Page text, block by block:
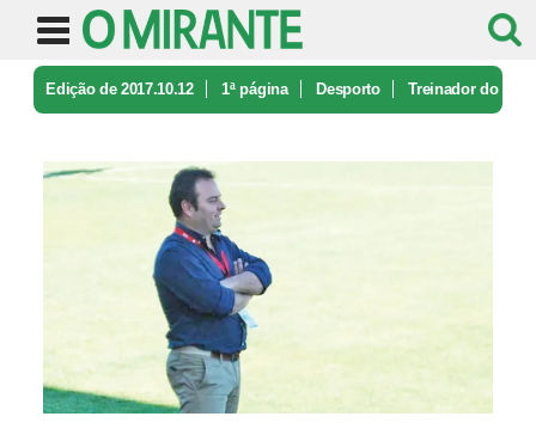
Edição de 2017.10.12 1ª página Desporto Treinador do